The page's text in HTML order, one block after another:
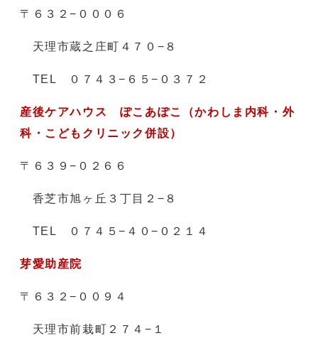
〒６３２−０００６
天理市蔵之庄町４７０−８
TEL ０７４３−６５−０３７２
産後ケアハウス ぽこあぽこ（かわしま内科・外
科・こどもクリニック併設）
〒６３９−０２６６
香芝市旭ヶ丘３丁目２−８
TEL ０７４５−４０−０２１４
芽愛助産院
〒６３２−００９４
天理市前栽町２７４−１